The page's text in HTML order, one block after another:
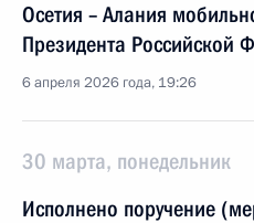
Осетия – Алания
Президента Российской
6 апреля 2026 года, 19:26
30 марта, понедельник
Исполнено поручение